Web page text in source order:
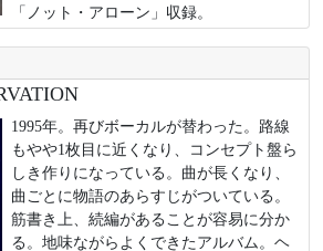
「ノット・アローン」収録。
1995年。再びボーカルが替わった。路線
もやや1枚目に近くなり、コンセプト盤ら
しき作りになっている。曲が長くなり、
曲ごとに物語のあらすじがついている。
筋書き上、続編があることが容易に分か
る。地味ながらよくできたアルバム。ヘ